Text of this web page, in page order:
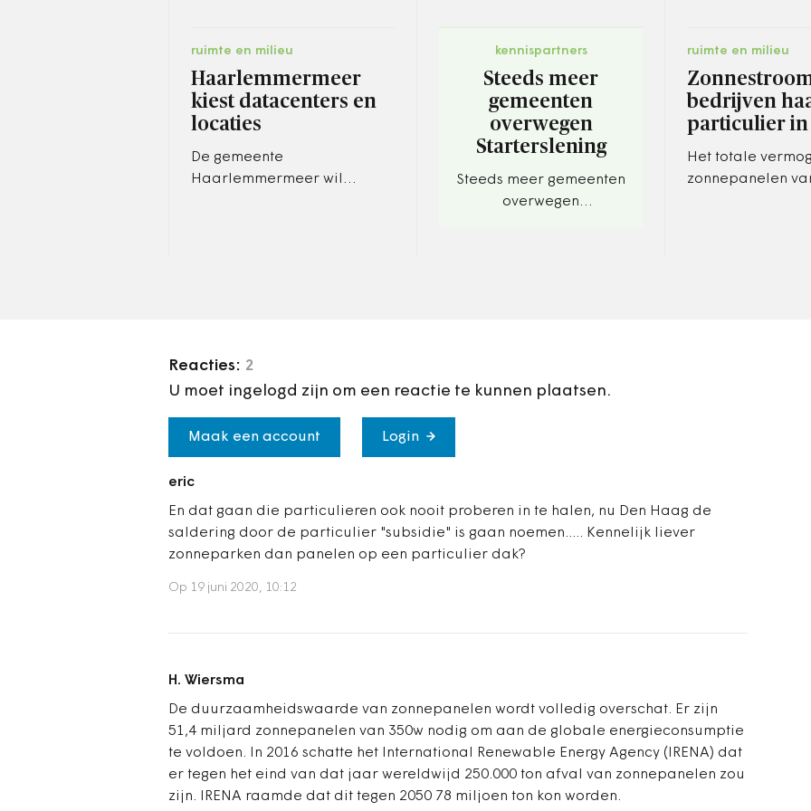
ruimte en milieu
Haarlemmermeer
kiest datacenters en
locaties
De gemeente
Haarlemmermeer wil
kennispartners
Steeds meer
gemeenten
overwegen
Starterslening
Steeds meer gemeenten
overwegen
ruimte en milieu
bedrijven
particulier in
Het totale
zonnepanelen
Reacties: 2
U moet ingelogd zijn om een reactie te kunnen plaatsen.
Maak een account Login
eric
En dat gaan die particulieren ook nooit proberen in te halen, nu Den Haag de
saldering door de particulier "subsidie" is gaan noemen..... Kennelijk liever
zonneparken dan panelen op een particulier dak?
Op 19 juni 2020, 10:12
H. Wiersma
De duurzaamheidswaarde van zonnepanelen wordt volledig overschat. Er zijn
51,4 miljard zonnepanelen van 350w nodig om aan de globale energieconsumptie
te voldoen. In 2016 schatte het International Renewable Energy Agency (IRENA) dat
er tegen het eind van dat jaar wereldwijd 250.000 ton afval van zonnepanelen zou
zijn. IRENA raamde dat dit tegen 2050 78 miljoen ton kon worden.